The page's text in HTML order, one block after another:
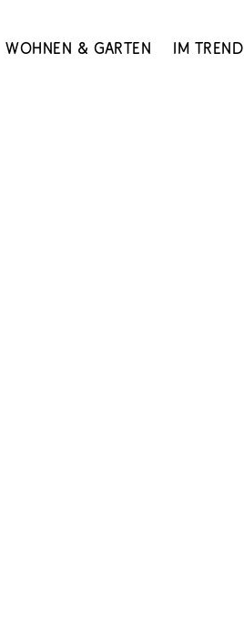
Wohnen & Garten Im Trend